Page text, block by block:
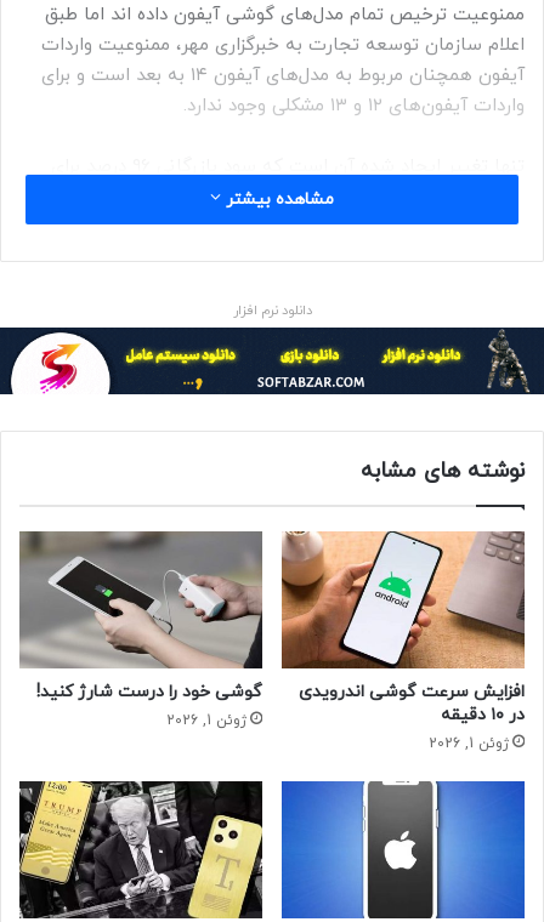
ممنوعیت ترخیص تمام مدل‌های گوشی آیفون داده اند اما طبق
اعلام سازمان توسعه تجارت به خبرگزاری مهر، ممنوعیت واردات
آیفون همچنان مربوط به مدل‌های آیفون ۱۴ به بعد است و برای
واردات آیفون‌های ۱۲ و ۱۳ مشکلی وجود ندارد.
همه مدل‌های آیفون در نظر گرفته شده است.
آیفون 14
مشاهده بیشتر
دانلود نرم افزار
نوشته های مشابه
افزایش سرعت گوشی اندرویدی
در ۱۰ دقیقه
ژوئن 1, 2026
گوشی خود را درست شارژ کنید!
ژوئن 1, 2026